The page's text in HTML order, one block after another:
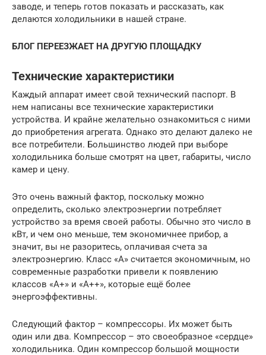
заводе, и теперь готов показать и рассказать, как
делаются холодильники в нашей стране.
БЛОГ ПЕРЕЕЗЖАЕТ НА ДРУГУЮ ПЛОЩАДКУ
Технические характеристики
Каждый аппарат имеет свой технический паспорт. В
нем написаны все технические характеристики
устройства. И крайне желательно ознакомиться с ними
до приобретения агрегата. Однако это делают далеко не
все потребители. Большинство людей при выборе
холодильника больше смотрят на цвет, габариты, число
камер и цену.
Это очень важный фактор, поскольку можно
определить, сколько электроэнергии потребляет
устройство за время своей работы. Обычно это число в
кВт, и чем оно меньше, тем экономичнее прибор, а
значит, вы не разоритесь, оплачивая счета за
электроэнергию. Класс «А» считается экономичным, но
современные разработки привели к появлению
классов «А+» и «А++», которые ещё более
энергоэффективны.
Следующий фактор – компрессоры. Их может быть
один или два. Компрессор – это своеобразное «сердце»
холодильника. Один компрессор большой мощности